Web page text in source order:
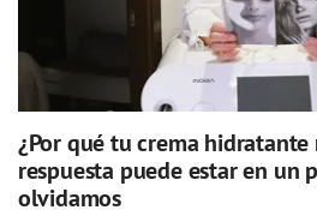
¿Por qué tu crema hidratante
respuesta puede estar en un
olvidamos